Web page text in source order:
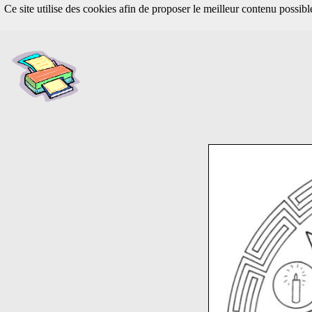
Ce site utilise des cookies afin de proposer le meilleur contenu